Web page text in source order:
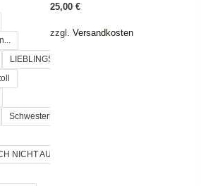
LIEBLINGSBRUDER
Schwesterherz
NICHT AUSSUCHEN
25,00 €
zzgl. Versandkosten